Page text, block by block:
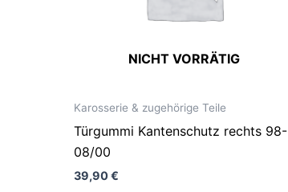
NICHT VORRÄTIG
Karosserie & zugehörige Teile
Türgummi Kantenschutz rechts 98-
08/00
39,90€